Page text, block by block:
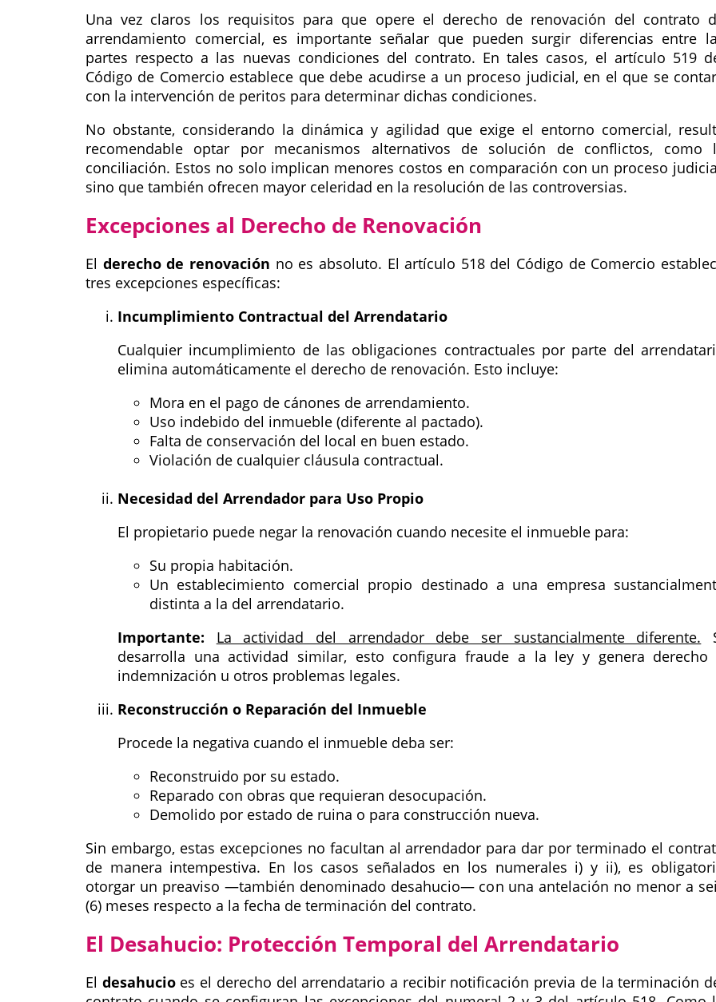
Una vez claros los requisitos para que opere el derecho de renovación del contrato
arrendamiento comercial, es importante señalar que pueden surgir diferencias entre
partes respecto a las nuevas condiciones del contrato. En tales casos, el artículo 519
Código de Comercio establece que debe acudirse a un proceso judicial, en el que se
con la intervención de peritos para determinar dichas condiciones.
No obstante, considerando la dinámica y agilidad que exige el entorno comercial,
recomendable optar por mecanismos alternativos de solución de conflictos, como
conciliación. Estos no solo implican menores costos en comparación con un proceso
sino que también ofrecen mayor celeridad en la resolución de las controversias.
Excepciones al Derecho de Renovación
El derecho de renovación no es absoluto. El artículo 518 del Código de Comercio
tres excepciones específicas:
Incumplimiento Contractual del Arrendatario
Cualquier incumplimiento de las obligaciones contractuales por parte del
elimina automáticamente el derecho de renovación. Esto incluye:
Mora en el pago de cánones de arrendamiento.
Uso indebido del inmueble (diferente al pactado).
Falta de conservación del local en buen estado.
Violación de cualquier cláusula contractual.
Necesidad del Arrendador para Uso Propio
El propietario puede negar la renovación cuando necesite el inmueble para:
Su propia habitación.
Un establecimiento comercial propio destinado a una empresa
distinta a la del arrendatario.
Importante:
La actividad del arrendador debe ser sustancialmente diferente.
desarrolla una actividad similar, esto configura fraude a la ley y genera derecho
indemnización u otros problemas legales.
Reconstrucción o Reparación del Inmueble
Procede la negativa cuando el inmueble deba ser:
Reconstruido por su estado.
Reparado con obras que requieran desocupación.
Demolido por estado de ruina o para construcción nueva.
Sin embargo, estas excepciones no facultan al arrendador para dar por terminado el
de manera intempestiva. En los casos señalados en los numerales i) y ii), es
otorgar un preaviso —también denominado desahucio— con una antelación no menor a
(6) meses respecto a la fecha de terminación del contrato.
El Desahucio: Protección Temporal del Arrendatario
El desahucioes el derecho del arrendatario a recibir notificación previa de la terminación